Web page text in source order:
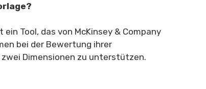
Tool, das von McKinsey & Company
bei der Bewertung ihrer
Dimensionen zu unterstützen.